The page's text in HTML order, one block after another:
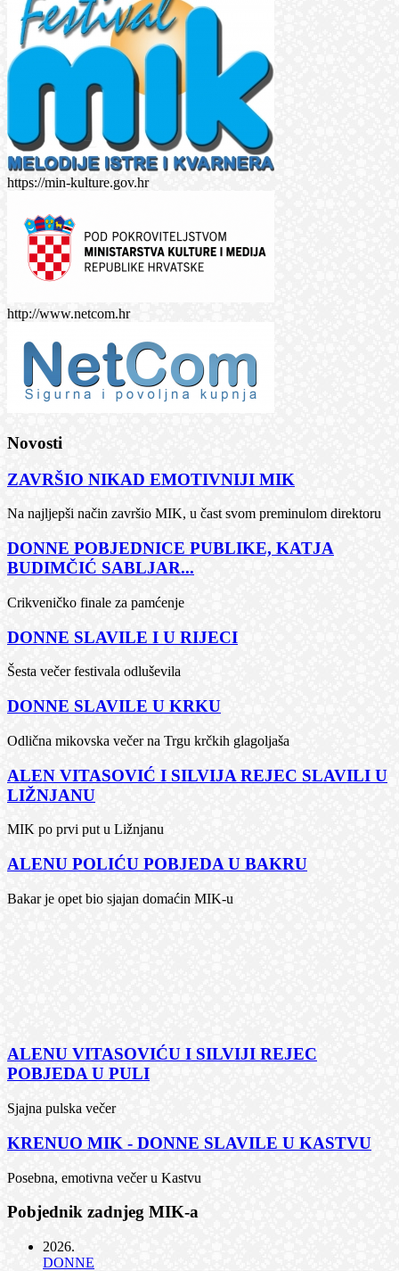
https://min-kulture.gov.hr
http://www.netcom.hr
Novosti
ZAVRŠIO NIKAD EMOTIVNIJI MIK
Na najljepši način završio MIK, u čast svom preminulom direktoru
DONNE POBJEDNICE PUBLIKE, KATJA
BUDIMČIĆ SABLJAR...
Crikveničko finale za pamćenje
DONNE SLAVILE I U RIJECI
Šesta večer festivala odluševila
DONNE SLAVILE U KRKU
Odlična mikovska večer na Trgu krčkih glagoljaša
ALEN VITASOVIĆ I SILVIJA REJEC SLAVILI U
LIŽNJANU
MIK po prvi put u Ližnjanu
ALENU POLIĆU POBJEDA U BAKRU
Bakar je opet bio sjajan domaćin MIK-u
ALENU VITASOVIĆU I SILVIJI REJEC
POBJEDA U PULI
Sjajna pulska večer
KRENUO MIK - DONNE SLAVILE U KASTVU
Posebna, emotivna večer u Kastvu
Pobjednik zadnjeg MIK-a
2026.
DONNE